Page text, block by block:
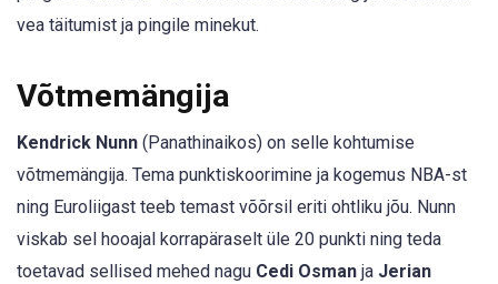
vea täitumist ja pingile minekut.
Võtmemängija
Kendrick Nunn (Panathinaikos) on selle kohtumise
võtmemängija. Tema punktiskoorimine ja kogemus NBA-st
ning Euroliigast teeb temast võõrsil eriti ohtliku jõu. Nunn
viskab sel hooajal korrapäraselt üle 20 punkti ning teda
toetavad sellised mehed nagu Cedi Osman ja Jerian